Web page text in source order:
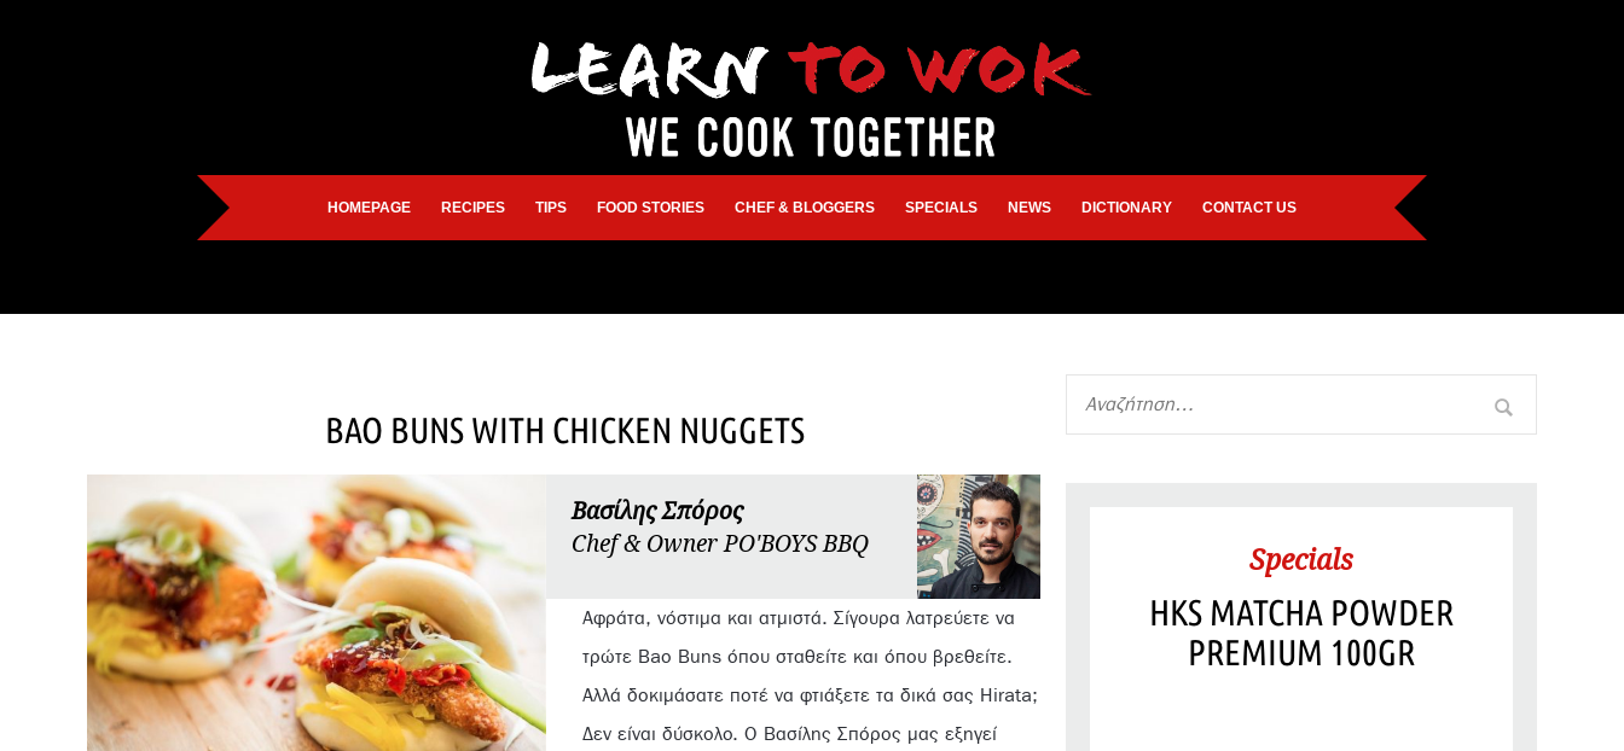
HOMEPAGE RECIPES TIPS FOOD STORIES CHEF & BLOGGERS SPECIALS NEWS DICTIONARY CONTACT US
BAO BUNS WITH CHICKEN NUGGETS
Βασίλης Σπόρος
Chef & Owner PO'BOYS BBQ
Αφράτα, νόστιμα και ατμιστά. Σίγουρα λατρεύετε να
τρώτε Bao Buns όπου σταθείτε και όπου βρεθείτε.
Αλλά δοκιμάσατε ποτέ να φτιάξετε τα δικά σας Hirata;
Δεν είναι δύσκολο. Ο Βασίλης Σπόρος μας εξηγεί
Specials
HKS MATCHA POWDER
PREMIUM 100GR